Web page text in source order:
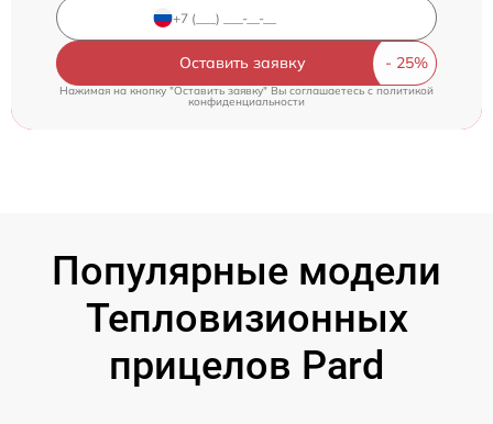
Оставить заявку
Нажимая на кнопку "Оставить заявку" Вы соглашаетесь c политикой
конфиденциальности
Популярные модели
Тепловизионных
прицелов Pard